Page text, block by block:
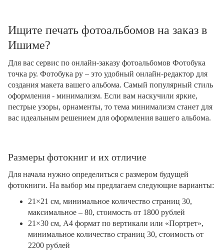
Ищите печать фотоальбомов на заказ в
Ишиме?
Для вас сервис по онлайн-заказу фотоальбомов Фотобука
точка ру. Фотобука ру – это удобный онлайн-редактор для
создания макета вашего альбома. Самый популярный стиль
оформления - минимализм. Если вам наскучили яркие,
пестрые узоры, орнаменты, то тема минимализм станет для
вас идеальным решением для оформления вашего альбома.
Размеры фотокниг и их отличие
Для начала нужно определиться с размером будущей
фотокниги. На выбор мы предлагаем следующие варианты:
21×21 см, минимальное количество страниц 30,
максимальное – 80, стоимость от 1800 рублей
21×30 см, А4 формат по вертикали или «Портрет»,
минимальное количество страниц 30, стоимость от
2200 рублей